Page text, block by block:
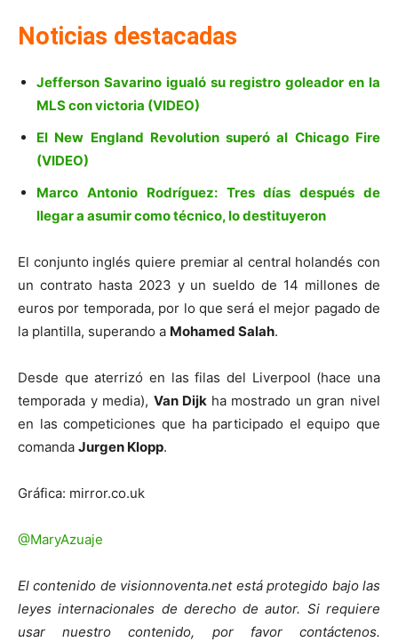
Noticias destacadas
Jefferson Savarino igualó su registro goleador en la
MLS con victoria (VIDEO)
El New England Revolution superó al Chicago Fire
(VIDEO)
Marco Antonio Rodríguez: Tres días después de
llegar a asumir como técnico, lo destituyeron
El conjunto inglés quiere premiar al central holandés con
un contrato hasta 2023 y un sueldo de 14 millones de
euros por temporada, por lo que será el mejor pagado de
la plantilla, superando a Mohamed Salah.
Desde que aterrizó en las filas del Liverpool (hace una
temporada y media), Van Dijk ha mostrado un gran nivel
en las competiciones que ha participado el equipo que
comanda Jurgen Klopp.
Gráfica: mirror.co.uk
@MaryAzuaje
El contenido de visionnoventa.net está protegido bajo las
leyes internacionales de derecho de autor. Si requiere
usar nuestro contenido, por favor contáctenos.